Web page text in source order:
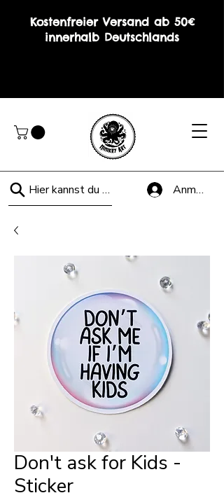
Kostenfreier Versand ab 50€
innerhalb Deutschlands
Hier kannst du suchen! Anmelden
Don't ask for Kids -
Sticker